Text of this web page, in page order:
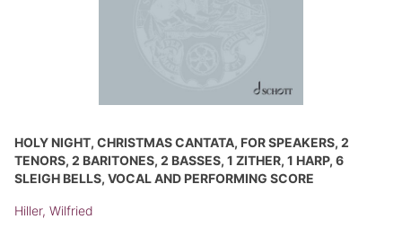
HOLY NIGHT, CHRISTMAS CANTATA, FOR SPEAKERS, 2
TENORS, 2 BARITONES, 2 BASSES, 1 ZITHER, 1 HARP, 6
SLEIGH BELLS, VOCAL AND PERFORMING SCORE
Hiller, Wilfried